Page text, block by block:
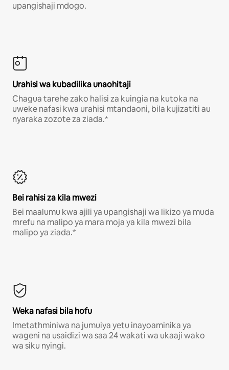
upangishaji mdogo.
Urahisi wa kubadilika unaohitaji
Chagua tarehe zako halisi za kuingia na kutoka na
uweke nafasi kwa urahisi mtandaoni, bila kujizatiti au
nyaraka zozote za ziada.*
Bei rahisi za kila mwezi
Bei maalumu kwa ajili ya upangishaji wa likizo ya muda
mrefu na malipo ya mara moja ya kila mwezi bila
malipo ya ziada.*
Weka nafasi bila hofu
Imetathminiwa na jumuiya yetu inayoaminika ya
wageni na usaidizi wa saa 24 wakati wa ukaaji wako
wa siku nyingi.